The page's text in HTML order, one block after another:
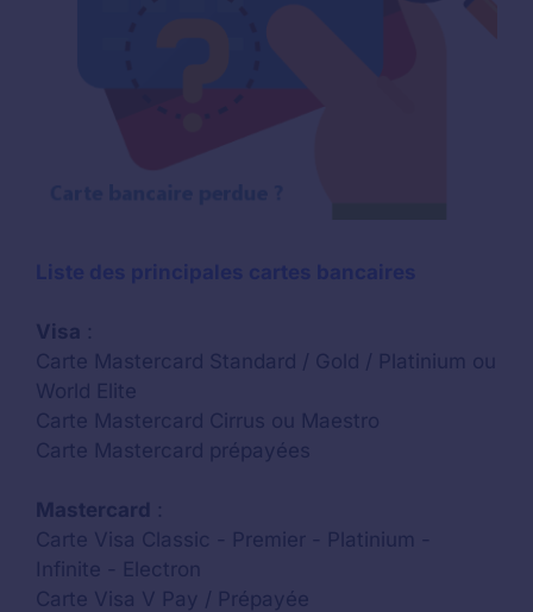
Visa :
Carte Mastercard Standard / Gold / Platinium ou
World Elite
Carte Mastercard Cirrus ou Maestro
Carte Mastercard prépayées
Mastercard :
Carte Visa Classic - Premier - Platinium -
Infinite - Electron
Carte Visa V Pay / Prépayée